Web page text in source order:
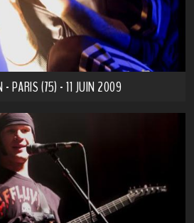
- PARIS (75) - 11 JUIN 2009